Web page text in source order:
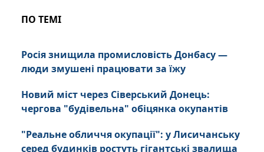
ПО ТЕМІ
Росія знищила промисловість Донбасу —
люди змушені працювати за їжу
Новий міст через Сіверський Донець:
чергова "будівельна" обіцянка окупантів
"Реальне обличчя окупації": у Лисичанську
серед будинків ростуть гігантські звалища